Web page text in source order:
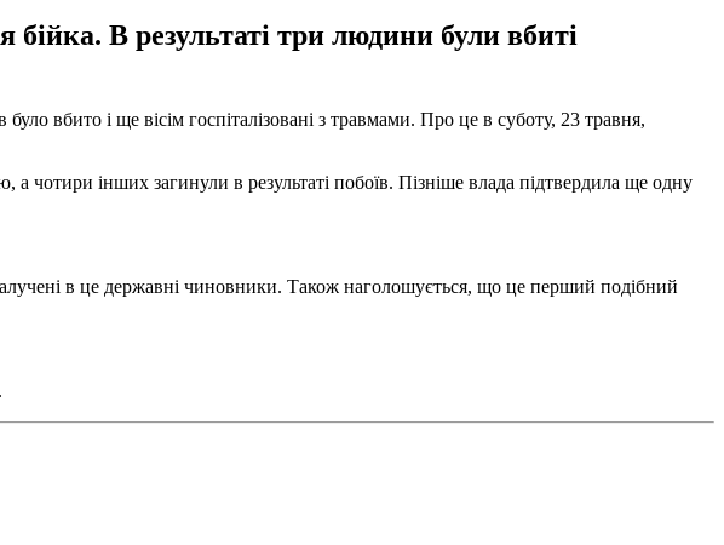
бійка. В результаті три людини були вбиті
вбито і ще вісім госпіталізовані з травмами. Про це в суботу, 23 травня,
чотири інших загинули в результаті побоїв. Пізніше влада підтвердила ще одну
в це державні чиновники. Також наголошується, що це перший подібний